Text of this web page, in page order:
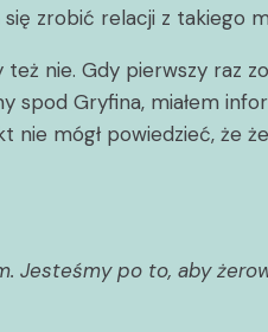
zrobić relacji z takiego
nie. Gdy pierwszy raz
spod Gryfina, miałem
mógł powiedzieć, że
Jesteśmy po to, aby